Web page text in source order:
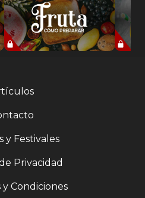
y Festivales
Privacidad
y Condiciones